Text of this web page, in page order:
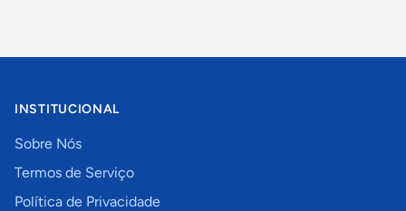
INSTITUCIONAL
Sobre Nós
Termos de Serviço
Política de Privacidade